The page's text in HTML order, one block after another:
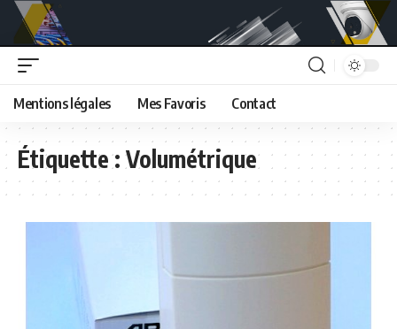
Mentions légales Mes Favoris Contact
Étiquette :Volumétrique